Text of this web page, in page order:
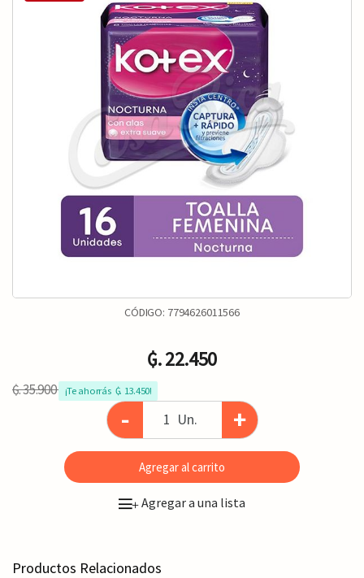
CÓDIGO: 7794626011566
₲. 22.450
₲. 35.900 ¡Te ahorrás  ₲. 13.450!
- Un. +
Agregar al carrito
+Agregar a una lista
Productos Relacionados